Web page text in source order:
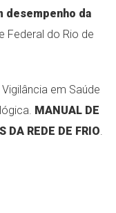
desempenho da
Federal do Rio de
em Saúde
MANUAL DE
DA REDE DE FRIO.